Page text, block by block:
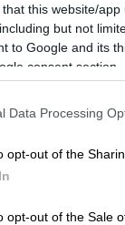
that this website/
but not
to Google and its
consent section.
Data Processing
opt-out of the
opt-out of the Sale
, και η
ήταν
τα